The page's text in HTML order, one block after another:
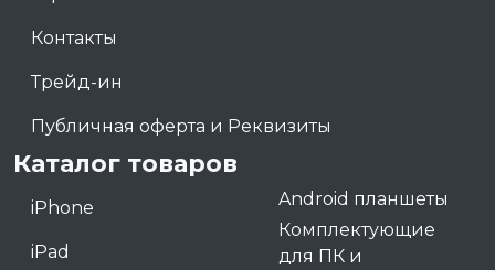
Контакты
Трейд-ин
Публичная оферта и Реквизиты
Каталог товаров
iPhone
iPad
Android планшеты
Комплектующие
для ПК и